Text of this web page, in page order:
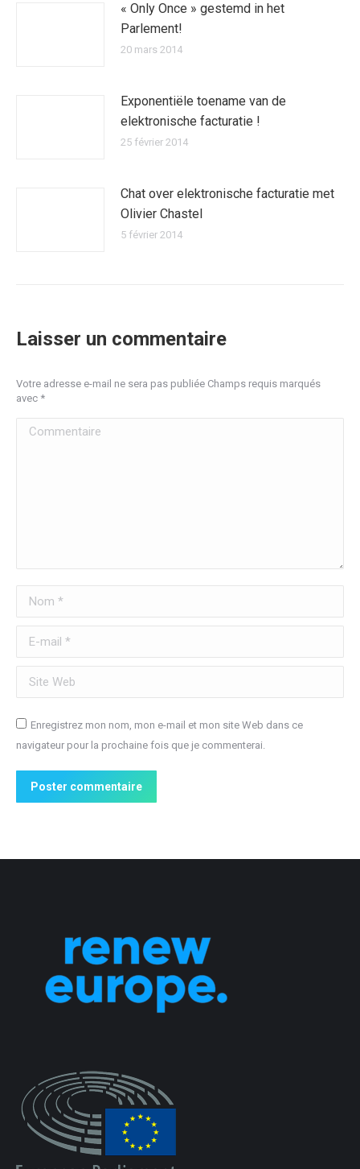
« Only Once » gestemd in het
Parlement!
20 mars 2014
Exponentiële toename van de
elektronische facturatie !
25 février 2014
Chat over elektronische facturatie met
Olivier Chastel
5 février 2014
Laisser un commentaire
Votre adresse e-mail ne sera pas publiée Champs requis marqués
avec *
Commentaire
Nom *
E-mail *
Site Web
Enregistrez mon nom, mon e-mail et mon site Web dans ce
navigateur pour la prochaine fois que je commenterai.
Poster commentaire